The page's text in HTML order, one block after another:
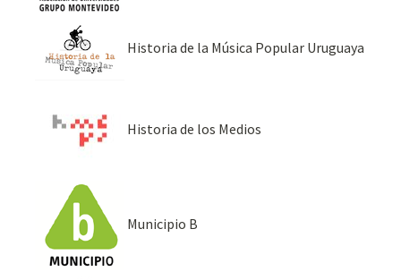
Historia de la Música Popular Uruguaya
Historia de los Medios
Municipio B